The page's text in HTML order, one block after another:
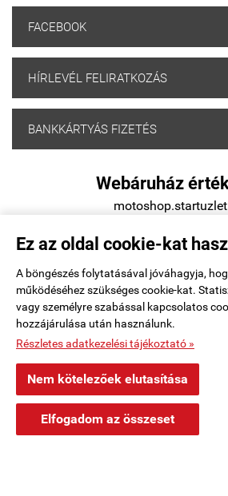
Ez az oldal cookie-kat
A böngészés folytatásával jóváhagyja,
működéséhez szükséges cookie-kat.
vagy személyre szabással kapcsolatos
hozzájárulása után használunk.
Részletes adatkezelési tájékoztató »
Nem kötelezőek elutasítása
Elfogadom az összeset
FACEBOOK
HÍRLEVÉL FELIRATKOZÁS
BANKKÁRTYÁS FIZETÉS
Webáruház
Értékelés írása
Rendelési feltételek Kosár
Oldaltérkép|
Márk Miskolc településről
Vásárolt a webáruházban
1 órával ezelőtt 